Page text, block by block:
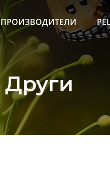
ПРОИЗВОДИТЕЛИ
Други